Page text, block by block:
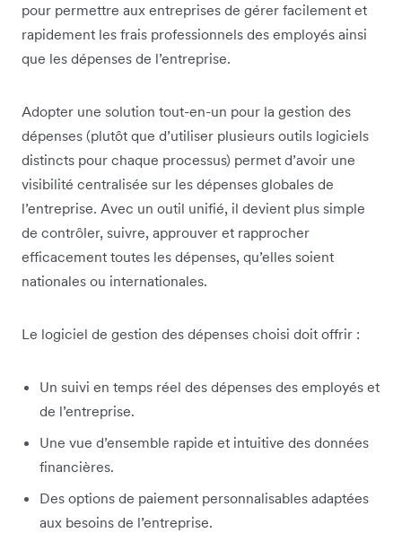
pour permettre aux entreprises de gérer facilement et
rapidement les frais professionnels des employés ainsi
que les dépenses de l’entreprise.
Adopter une solution tout-en-un pour la gestion des
dépenses (plutôt que d’utiliser plusieurs outils logiciels
distincts pour chaque processus) permet d’avoir une
visibilité centralisée sur les dépenses globales de
l’entreprise. Avec un outil unifié, il devient plus simple
de contrôler, suivre, approuver et rapprocher
efficacement toutes les dépenses, qu’elles soient
nationales ou internationales.
Le logiciel de gestion des dépenses choisi doit offrir :
Un suivi en temps réel des dépenses des employés et
de l’entreprise.
Une vue d’ensemble rapide et intuitive des données
financières.
Des options de paiement personnalisables adaptées
aux besoins de l’entreprise.